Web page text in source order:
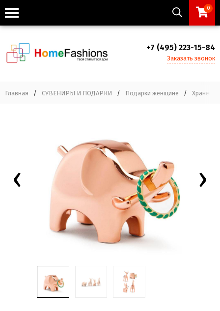
0
+7 (495) 223-15-84
Заказать звонок
Главная / СУВЕНИРЫ И ПОДАРКИ / Подарки женщине /
‹ ›